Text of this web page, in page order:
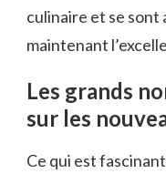
culinaire et se sont
maintenant
Les grands
sur les
Ce qui est